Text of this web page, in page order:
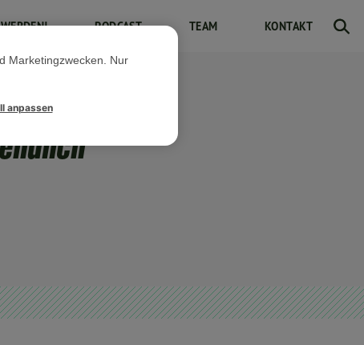
PODCAST TEAM KONTAKT
Marketingzwecken. Nur
anpassen